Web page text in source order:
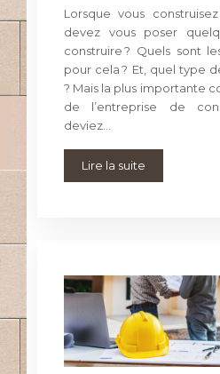
Lorsque vous
devez vous poser
construire ? Quels sont
pour cela ? Et, quel type
? Mais la plus importante
de l’entreprise de
deviez…
Lire la suite